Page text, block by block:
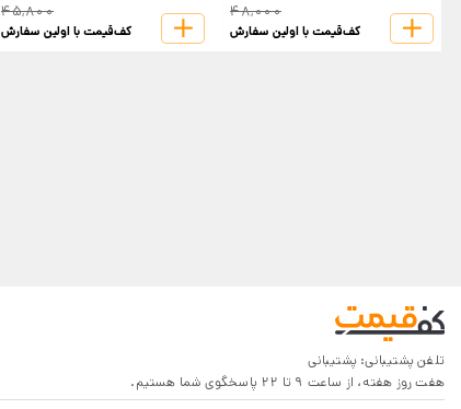
48,000
کف‌قیمت با اولین سفارش
45,800
کف‌قیمت با اولین سفارش
تلفن پشتیبانی: پشتیبانی
هفت روز هفته، از ساعت 9 تا 22 پاسخگوی شما هستیم.